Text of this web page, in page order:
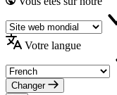
Votre langue
Changer